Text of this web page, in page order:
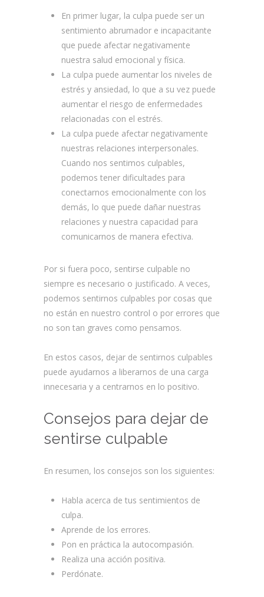
En primer lugar, la culpa puede ser un
sentimiento abrumador e incapacitante
que puede afectar negativamente
nuestra salud emocional y física.
La culpa puede aumentar los niveles de
estrés y ansiedad, lo que a su vez puede
aumentar el riesgo de enfermedades
relacionadas con el estrés.
La culpa puede afectar negativamente
nuestras relaciones interpersonales.
Cuando nos sentimos culpables,
podemos tener dificultades para
conectarnos emocionalmente con los
demás, lo que puede dañar nuestras
relaciones y nuestra capacidad para
comunicarnos de manera efectiva.
Por si fuera poco, sentirse culpable no
siempre es necesario o justificado. A veces,
podemos sentirnos culpables por cosas que
no están en nuestro control o por errores que
no son tan graves como pensamos.
En estos casos, dejar de sentirnos culpables
puede ayudarnos a liberarnos de una carga
innecesaria y a centrarnos en lo positivo.
Consejos para dejar de
sentirse culpable
En resumen, los consejos son los siguientes:
Habla acerca de tus sentimientos de
culpa.
Aprende de los errores.
Pon en práctica la autocompasión.
Realiza una acción positiva.
Perdónate.